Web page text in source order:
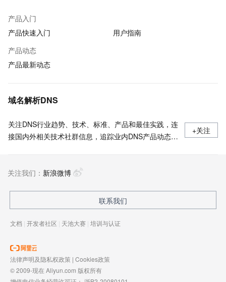
产品入门
产品快速入门
用户指南
产品动态
产品最新动态
域名解析DNS
关注DNS行业趋势、技术、标准、产品和最佳实践，连
接国内外相关技术社群信息，追踪业内DNS产品动态，
+关注
关注我们： 新浪微博
联系我们
文档 | 开发者社区 | 天池大赛 | 培训与认证
法律声明及隐私权政策 | Cookies政策
© 2009-现在 Aliyun.com 版权所有